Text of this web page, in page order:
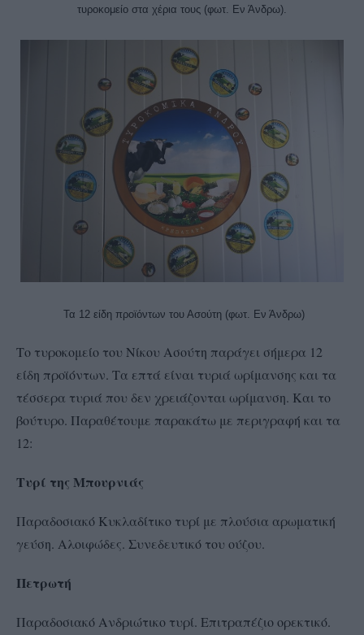
τυροκομείο στα χέρια τους (φωτ. Εν Άνδρω).
Τα 12 είδη προϊόντων του Ασούτη (φωτ. Εν Άνδρω)
Το τυροκομείο του Νίκου Ασούτη παράγει σήμερα 12
είδη προϊόντων. Τα επτά είναι τυριά ωρίμανσης και τα
τέσσερα τυριά που δεν χρειάζονται ωρίμανση. Και το
βούτυρο. Παραθέτουμε παρακάτω με περιγραφή και τα
12:
Τυρί της Μπουρνιάς
Παραδοσιακό Κυκλαδίτικο τυρί με πλούσια αρωματική
γεύση. Αλοιφώδες. Συνεδευτικό του ούζου.
Πετρωτή
Παραδοσιακό Ανδριώτικο τυρί. Επιτραπέζιο ορεκτικό.